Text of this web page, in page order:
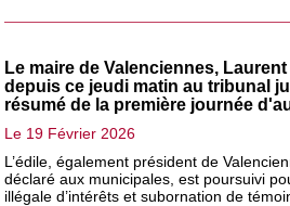
Le maire de Valenciennes,
depuis ce jeudi matin au tribunal
résumé de la première journée
Le 19 Février 2026
L’édile, également président de
déclaré aux municipales, est poursuivi
illégale d’intérêts et subornation de